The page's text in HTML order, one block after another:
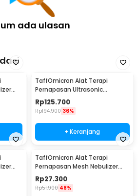
ada ulasan
TaffOmicron Alat Terapi
Pernapasan Ultrasonic
Nebulizer Atomizer - MY-520A
Rp125.700
Rp194.900 36%
+ Keranjang
TaffOmicron Alat Terapi
Pernapasan Mesh Nebulizer
Portable Inhaler Without
Battery - JSL-W302
Rp27.300
Rp51.900 48%